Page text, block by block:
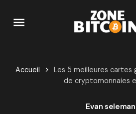
Accueil
Les 5 meilleures cartes
de cryptomonnaies
Evan